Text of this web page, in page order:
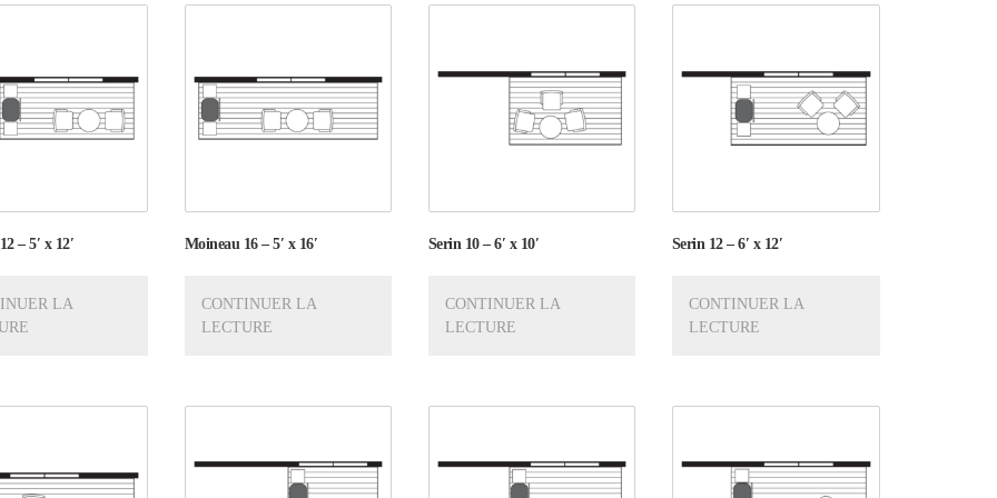
– 5′ x 12′
LA
Moineau 16 – 5′ x 16′
CONTINUER LA
LECTURE
Serin 10 – 6′ x 10′
CONTINUER LA
LECTURE
Serin 12 – 6′ x 12′
CONTINUER LA
LECTURE